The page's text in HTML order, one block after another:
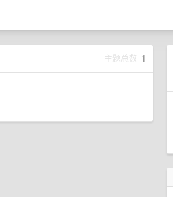
主题总数 1